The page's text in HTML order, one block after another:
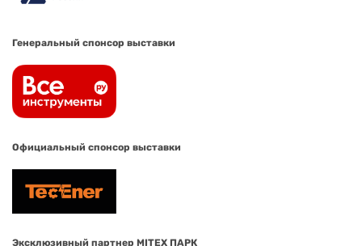
Генеральный спонсор выставки
Официальный спонсор выставки
Эксклюзивный партнер MITEX ПАРК